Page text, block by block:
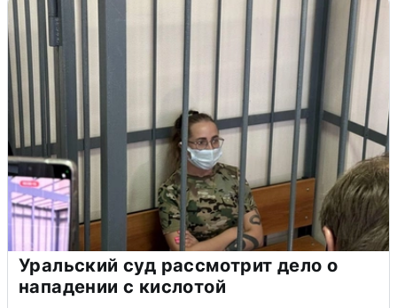
Уральский суд рассмотрит дело о
нападении с кислотой